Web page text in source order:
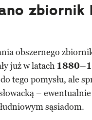
zbiornik
obszernego
już w latach
tego pomysłu, ale
–
sąsiadom.